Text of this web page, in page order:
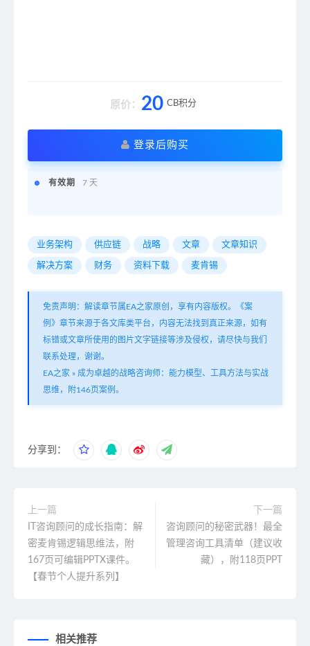
原价： 20 CB积分
登录后购买
有效期 7 天
业务架构 供应链 战略 文章 文章知识
解决方案 财务 资料下载 麦肯锡
免责声明：解读章节属EA之家原创，享有内容版权。《案
例》章节来源于各文库类平台，内容无法找到真正来源，如有
标错或文章所使用的图片文字链接等涉及侵权，请尽快与我们
联系处理，谢谢。
EA之家 » 成为卓越的战略咨询师：能力模型、工具方法与实战
思维，附146页案例。
分享到：
上一篇
IT咨询顾问的成长指南：解
密麦肯锡逻辑思维法，附
167页可编辑PPTX课件。
【春节个人提升系列】
下一篇
咨询顾问的秘密武器！最全
管理咨询工具清单（建议收
藏），附118页PPT
相关推荐